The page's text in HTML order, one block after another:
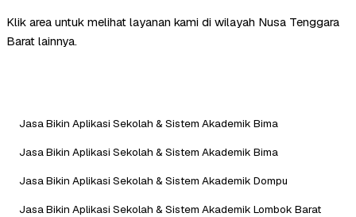
Klik area untuk melihat layanan kami di wilayah Nusa Tenggara
Barat lainnya.
Jasa Bikin Aplikasi Sekolah & Sistem Akademik Bima
Jasa Bikin Aplikasi Sekolah & Sistem Akademik Bima
Jasa Bikin Aplikasi Sekolah & Sistem Akademik Dompu
Jasa Bikin Aplikasi Sekolah & Sistem Akademik Lombok Barat